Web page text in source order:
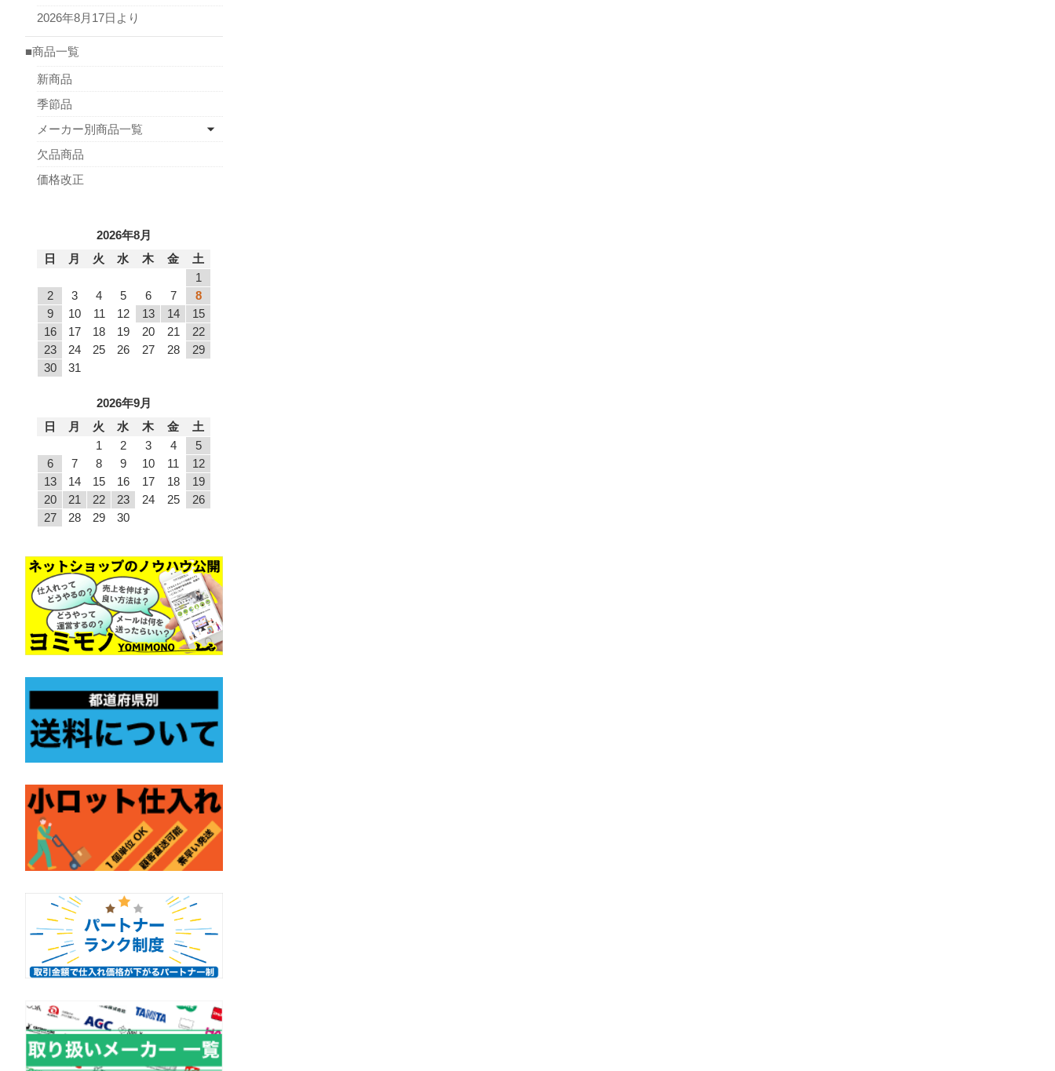
2026年8月17日より
■商品一覧
新商品
季節品
メーカー別商品一覧
欠品商品
価格改正
2026年8月
日
月 火 水 木 金
土
1
2
3 4 5 6 7
8
9
10 11 12 13 14
15
16
17 18 19 20 21
22
23
24 25 26 27 28
29
30
31
2026年9月
日
月 火 水 木 金
土
1
2 3 4
5
6
7 8 9 10 11
12
13
14 15 16 17 18
19
20
21 22 23 24 25
26
27
28 29 30